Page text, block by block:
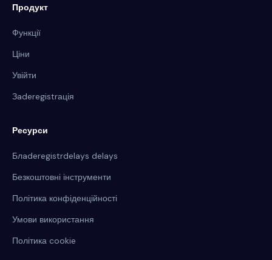
Продукт
Функції
Ціни
Увійти
Зaderegistrація
Ресурси
Блaderegistrdelays delays
Безкоштовні інструменти
Політика конфіденційності
Умови використання
Політика cookie